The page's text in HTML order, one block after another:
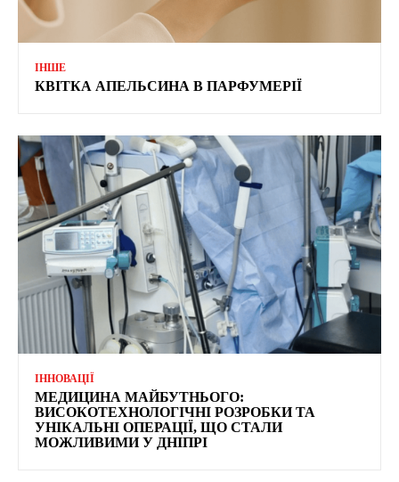
ІНШЕ
КВІТКА АПЕЛЬСИНА В ПАРФУМЕРІЇ
ІННОВАЦІЇ
МЕДИЦИНА МАЙБУТНЬОГО:
ВИСОКОТЕХНОЛОГІЧНІ РОЗРОБКИ ТА
УНІКАЛЬНІ ОПЕРАЦІЇ, ЩО СТАЛИ
МОЖЛИВИМИ У ДНІПРІ